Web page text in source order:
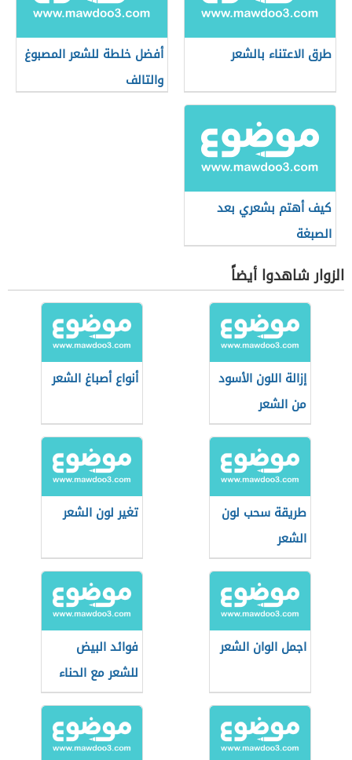
طرق الاعتناء بالشعر
أفضل خلطة للشعر المصبوغ
والتالف
كيف أهتم بشعري بعد
الصبغة
الزوار شاهدوا أيضاً
إزالة اللون الأسود
من الشعر
أنواع أصباغ الشعر
طريقة سحب لون
الشعر
تغير لون الشعر
اجمل الوان الشعر
فوائد البيض
للشعر مع الحناء